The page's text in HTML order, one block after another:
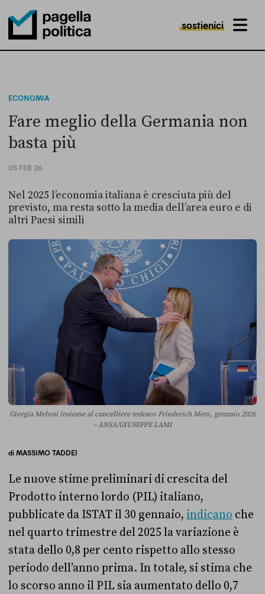
Pagella Politica Logo
sostienici MENU
ECONOMIA
Fare meglio della Germania non
basta più
05 FEB 26
Nel 2025 l’economia italiana è cresciuta più del
previsto, ma resta sotto la media dell’area euro e di
altri Paesi simili
Giorgia Meloni insieme al cancelliere tedesco Friederich Merz, gennaio 2026
– ANSA/GIUSEPPE LAMI
diMASSIMO TADDEI
Le nuove stime preliminari di crescita del
Prodotto interno lordo (PIL) italiano,
pubblicate da ISTAT il 30 gennaio, indicano che
nel quarto trimestre del 2025 la variazione è
stata dello 0,8 per cento rispetto allo stesso
periodo dell’anno prima. In totale, si stima che
lo scorso anno il PIL sia aumentato dello 0,7